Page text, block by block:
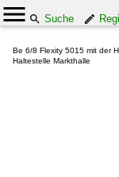
Suche
Be 6/8 Flexity 5015 mit der
Haltestelle Markthalle